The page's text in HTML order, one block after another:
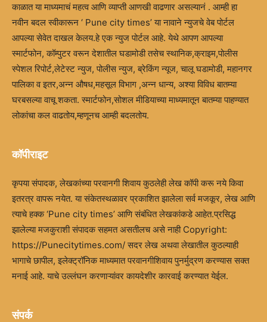
काळात या माध्यमाचं महत्व आणि व्याप्ती आणखी वाढणार असल्यानं . आम्ही हा
नवीन बदल स्वीकारून ‘ Pune city times’ या नावाने न्युजचे वेब पोर्टल
आपल्या सेवेत दाखल केलय.हे एक न्युज पोर्टल आहे. येथे आपण आपल्या
स्मार्टफोन, कॉम्पुटर वरून देशातील घडामोडी तसेच स्थानिक,क्राइम,पोलीस
स्पेशल रिपोर्ट,लेटेस्ट न्युज, पोलीस न्युज, ब्रेकिंग न्यूज, चालू घडामोडी, महानगर
पालिका व इतर,अन्न औषध,महसूल विभाग ,अन्न धान्य, अश्या विविध बातम्या
घरबसल्या वाचू शकता. स्मार्टफोन,सोशल मीडियाच्या माध्यमातून बातम्या पाहण्यात
लोकांचा कल वाढतोय,म्हणूनच आम्ही बदलतोय.
कॉपीराइट
कृपया संपादक, लेखकांच्या परवानगी शिवाय कुठलेही लेख कॉपी करू नये किवा
इतरत्र वापरू नयेत. या संकेतस्थळावर प्रकाशित झालेला सर्व मजकूर, लेख आणि
त्याचे हक्क ‘Pune city times’ आणि संबंधित लेखकांकडे आहेत.प्रसिद्ध
झालेल्या मजकुराशी संपादक सहमत असतीलच असे नाही Copyright:
https://Punecitytimes.com/ सदर लेख अथवा लेखातील कुठल्याही
भागाचे छापील, इलेक्ट्रॉनिक माध्यमात परवानगीशिवाय पुनर्मुद्रण करण्यास सक्त
मनाई आहे. याचे उल्लंघन करणाऱ्यांवर कायदेशीर कारवाई करण्यात येईल.
संपर्क